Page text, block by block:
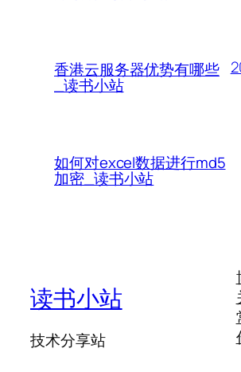
香港云服务器优势有哪些
_读书小站
如何对excel数据进行md5
加密_读书小站
读书小站
技术分享站